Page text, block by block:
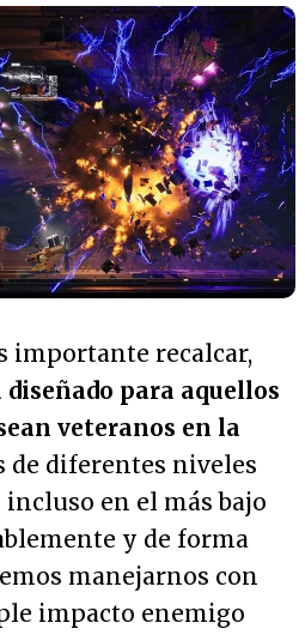
importante recalcar,
diseñado para aquellos
veteranos en la
de diferentes niveles
en el más bajo
y de forma
manejarnos con
impacto enemigo